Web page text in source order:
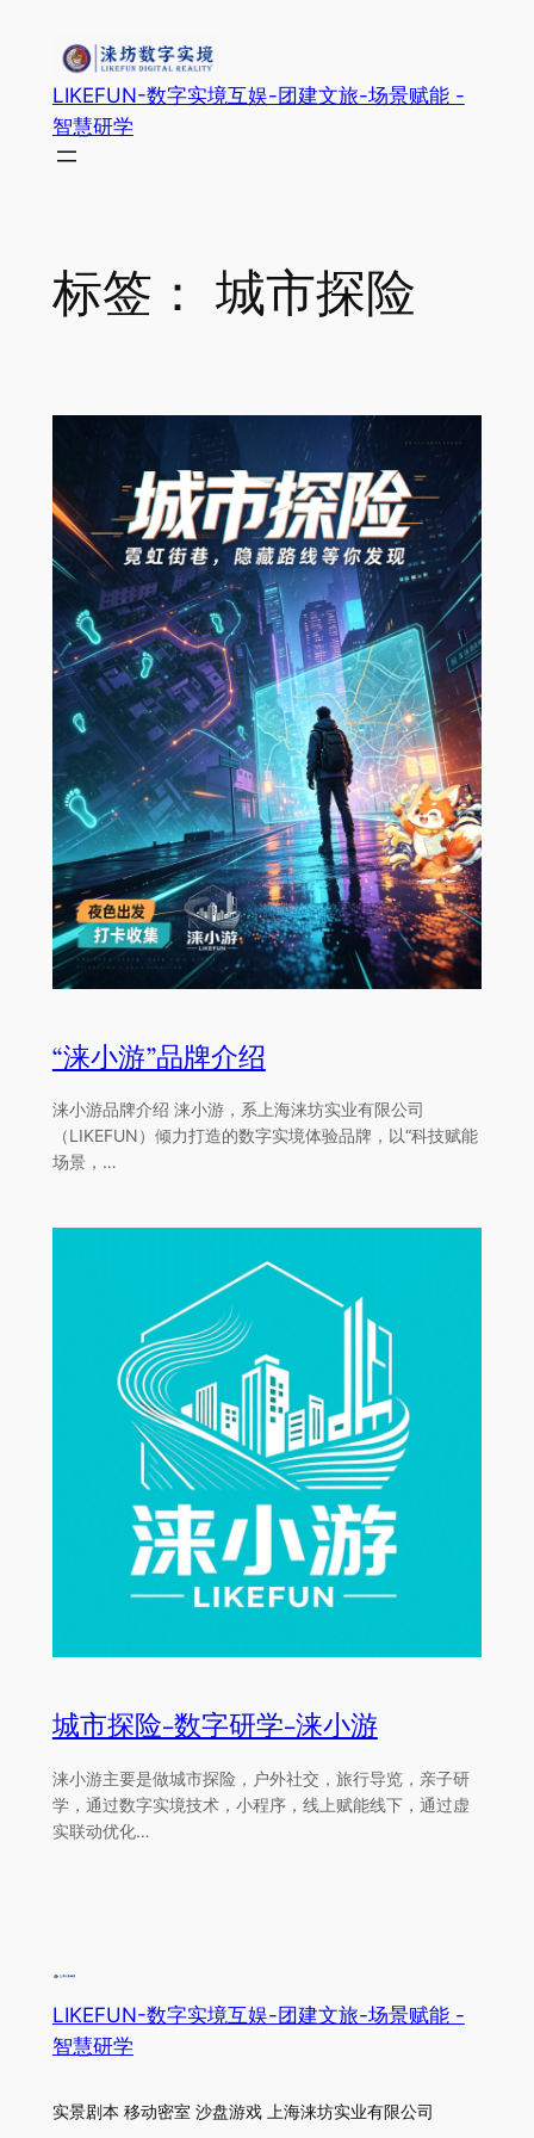
LIKEFUN-数字实境互娱-团建文旅-场景赋能 -
智慧研学
标签： 城市探险
“涞小游”品牌介绍
涞小游品牌介绍 涞小游，系上海涞坊实业有限公司
（LIKEFUN）倾力打造的数字实境体验品牌，以“科技赋能
场景，…
城市探险-数字研学-涞小游
涞小游主要是做城市探险，户外社交，旅行导览，亲子研
学，通过数字实境技术，小程序，线上赋能线下，通过虚
实联动优化…
LIKEFUN-数字实境互娱-团建文旅-场景赋能 -
智慧研学
实景剧本 移动密室 沙盘游戏 上海涞坊实业有限公司